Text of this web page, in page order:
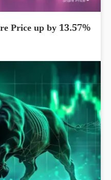
Price up by 13.57%